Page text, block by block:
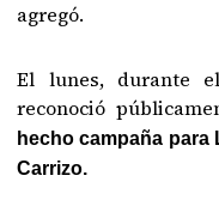
agregó.
El lunes, durante
reconoció
hecho campaña para
Carrizo.